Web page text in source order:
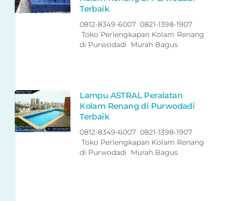
Terbaik
0812-8349-6007 0821-1398-1907
Toko Perlengkapan Kolam Renang
di Purwodadi Murah Bagus
Lampu ASTRAL Peralatan
Kolam Renang di Purwodadi
Terbaik
0812-8349-6007 0821-1398-1907
Toko Perlengkapan Kolam Renang
di Purwodadi Murah Bagus